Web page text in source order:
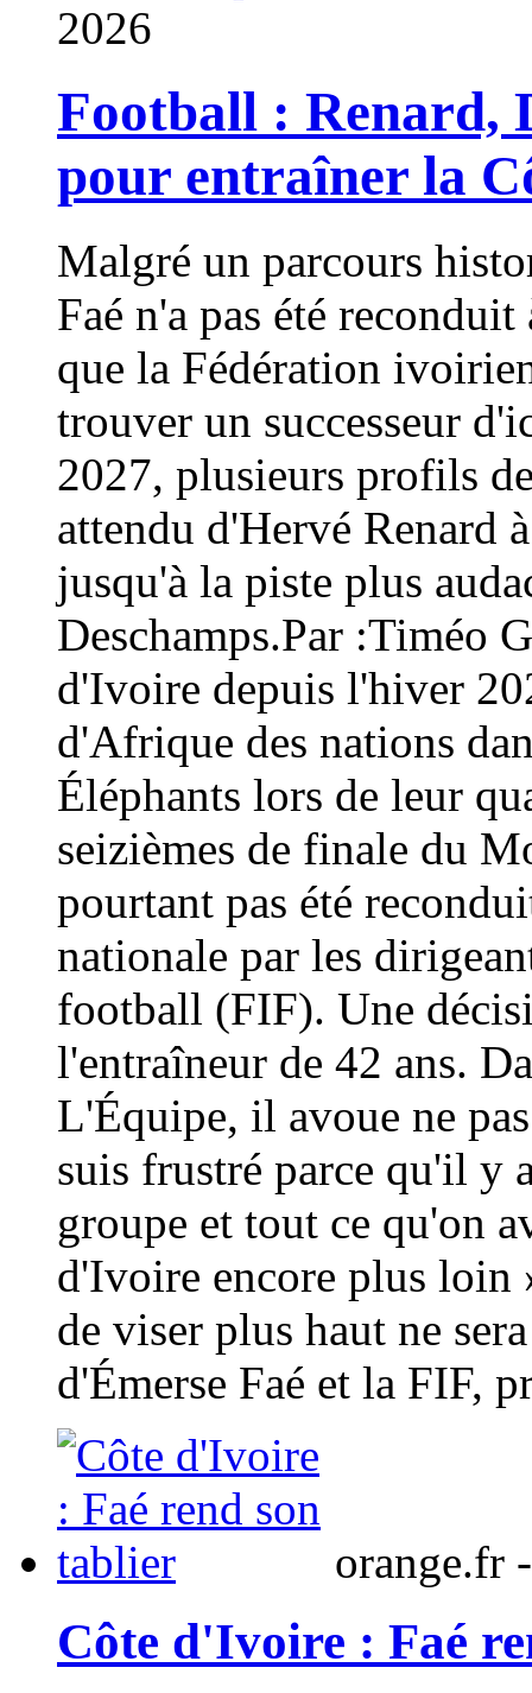
2026
Football : Renard,
pour entraîner la
Malgré un parcours
Faé n'a pas été
que la Fédération
trouver un successeur
2027, plusieurs profils
attendu d'Hervé Renard
jusqu'à la piste plus
Deschamps.Par :Timéo
d'Ivoire depuis l'hiver
d'Afrique des nations
Éléphants lors de leur
seizièmes de finale du
pourtant pas été
nationale par les
football (FIF). Une
l'entraîneur de 42 ans.
L'Équipe, il avoue ne
suis frustré parce qu'il y
groupe et tout ce qu'on
d'Ivoire encore plus
de viser plus haut ne
d'Émerse Faé et la FIF,
orange.fr
Côte d'Ivoire : Faé